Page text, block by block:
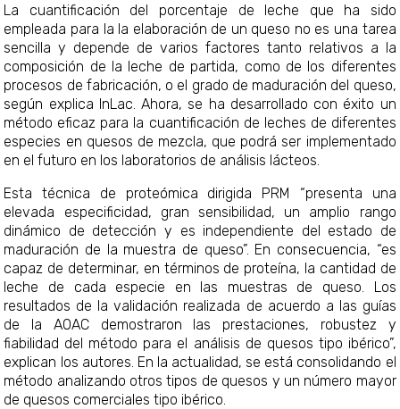
La cuantificación del porcentaje de leche que ha sido
empleada para la la elaboración de un queso no es una tarea
sencilla y depende de varios factores tanto relativos a la
composición de la leche de partida, como de los diferentes
procesos de fabricación, o el grado de maduración del queso,
según explica InLac. Ahora, se ha desarrollado con éxito un
método eficaz para la cuantificación de leches de diferentes
especies en quesos de mezcla, que podrá ser implementado
en el futuro en los laboratorios de análisis lácteos.
Esta técnica de proteómica dirigida PRM “presenta una
elevada especificidad, gran sensibilidad, un amplio rango
dinámico de detección y es independiente del estado de
maduración de la muestra de queso”. En consecuencia, “es
capaz de determinar, en términos de proteína, la cantidad de
leche de cada especie en las muestras de queso. Los
resultados de la validación realizada de acuerdo a las guías
de la AOAC demostraron las prestaciones, robustez y
fiabilidad del método para el análisis de quesos tipo ibérico”,
explican los autores. En la actualidad, se está consolidando el
método analizando otros tipos de quesos y un número mayor
de quesos comerciales tipo ibérico.